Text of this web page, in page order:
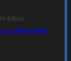
khấu
ve-sun-world-